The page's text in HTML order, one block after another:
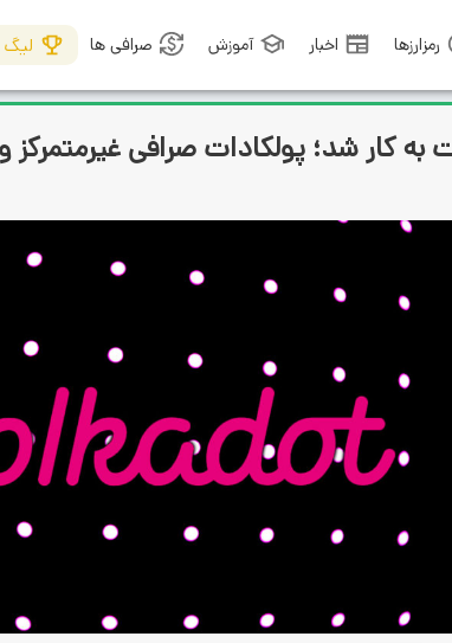
رمزارزها اخبار آموزش صرافی ها لیگ
کار شد؛ پولکادات صرافی غیرمتمرکز